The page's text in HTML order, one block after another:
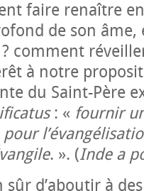
faire renaître
de son âme,
comment
à notre
du Saint-Père
: « fournir
pour
. ». (Inde a
sûr d’aboutir à